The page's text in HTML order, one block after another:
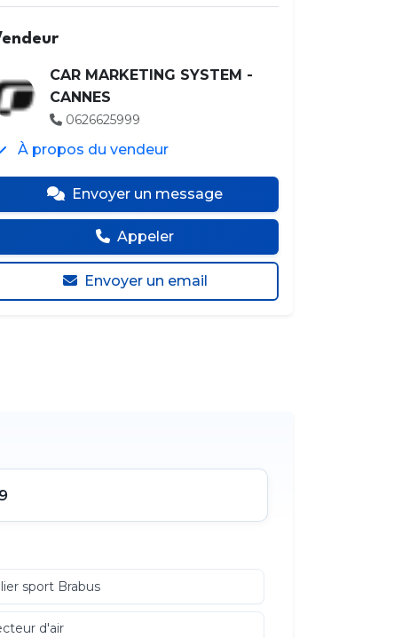
CAR MARKETING SYSTEM -
CANNES
0626625999
À propos du vendeur
Envoyer un message
Appeler
Envoyer un email
sport Brabus
d'air